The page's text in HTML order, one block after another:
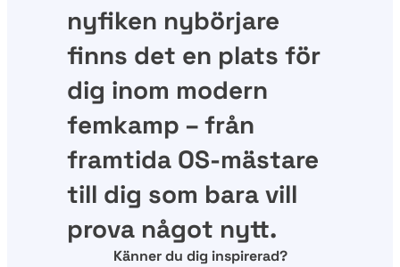
nyfiken nybörjare
finns det en plats för
dig inom modern
femkamp – från
framtida OS-mästare
till dig som bara vill
prova något nytt.
Känner du dig inspirerad?